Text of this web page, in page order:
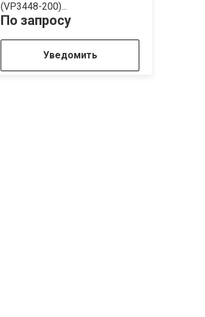
(VP3448-200)...
По запросу
Уведомить